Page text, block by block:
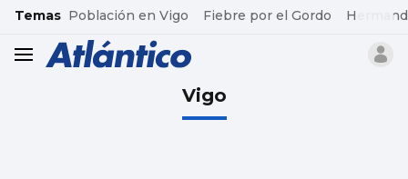
common.go-to-content
Temas Población en Vigo Fiebre por el Gordo
header.menu.open
Vigo